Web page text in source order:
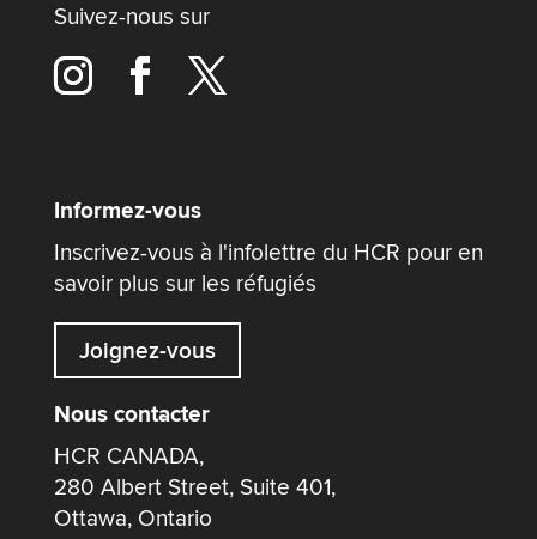
Suivez-nous sur
Informez-vous
Inscrivez-vous à l'infolettre du HCR pour en
savoir plus sur les réfugiés
Joignez-vous
Nous contacter
HCR CANADA,
280 Albert Street, Suite 401,
Ottawa, Ontario